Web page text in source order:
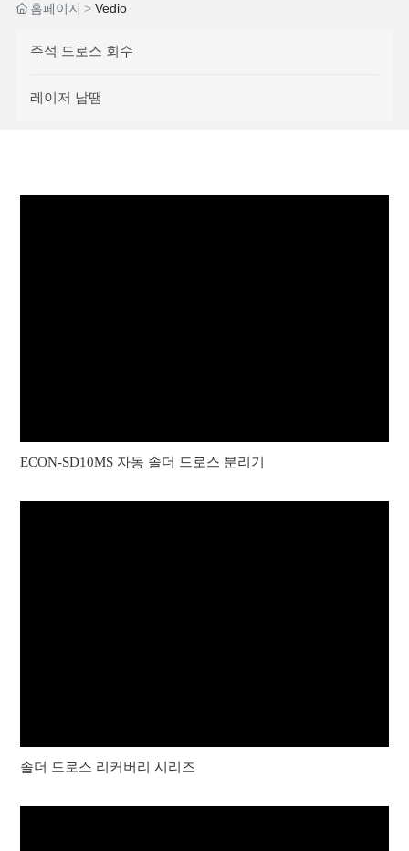
홈페이지 Vedio
주석 드로스 회수
레이저 납땜
ECON-SD10MS 자동 솔더 드로스 분리기
솔더 드로스 리커버리 시리즈